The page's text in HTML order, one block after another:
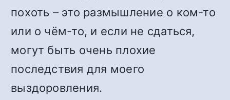
похоть – это размышление о ком-то
или о чём-то, и если не сдаться,
могут быть очень плохие
последствия для моего
выздоровления.